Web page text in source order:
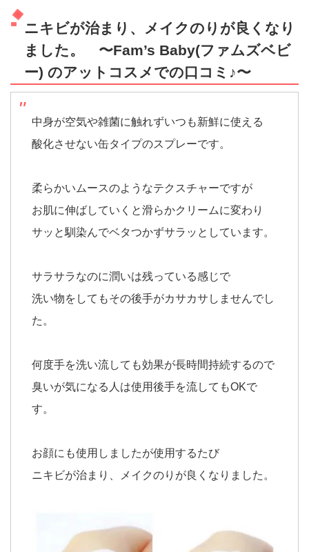
ニキビが治まり、メイクのりが良くなり
ました。 〜Fam’s Baby(ファムズベビ
ー) のアットコスメでの口コミ♪〜
中身が空気や雑菌に触れずいつも新鮮に使える
酸化させない缶タイプのスプレーです。
柔らかいムースのようなテクスチャーですが
お肌に伸ばしていくと滑らかクリームに変わり
サッと馴染んでベタつかずサラッとしています。
サラサラなのに潤いは残っている感じで
洗い物をしてもその後手がカサカサしませんでし
た。
何度手を洗い流しても効果が長時間持続するので
臭いが気になる人は使用後手を流してもOKで
す。
お顔にも使用しましたが使用するたび
ニキビが治まり、メイクのりが良くなりました。